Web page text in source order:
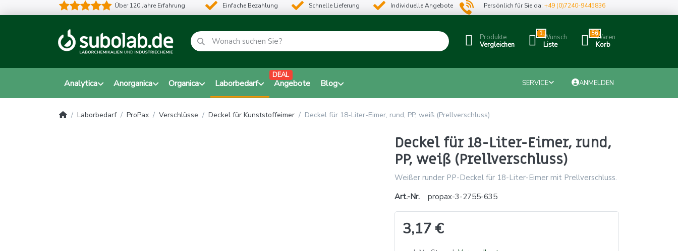
Über 120 Jahre Erfahrung Einfache Bezahlung Schnelle Lieferung Individuelle Angebote Persönlich für Sie da:+49 (0)7240-9445836
Produkte
Vergleichen
1Wunsch
Liste
56Waren
Korb
Analytica Anorganica Organica Laborbedarf Angebote
DEAL
Blog SERVICE ANMELDEN
Laborbedarf ProPax Verschlüsse Deckel für Kunststoffeimer Deckel für 18-Liter-Eimer, rund, PP, weiß (Prellverschluss)
Deckel für 18-Liter-Eimer, rund,
PP, weiß (Prellverschluss)
Weißer runder PP-Deckel für 18-Liter-Eimer mit Prellverschluss.
Art.-Nr.
propax-3-2755-635
3,17 €